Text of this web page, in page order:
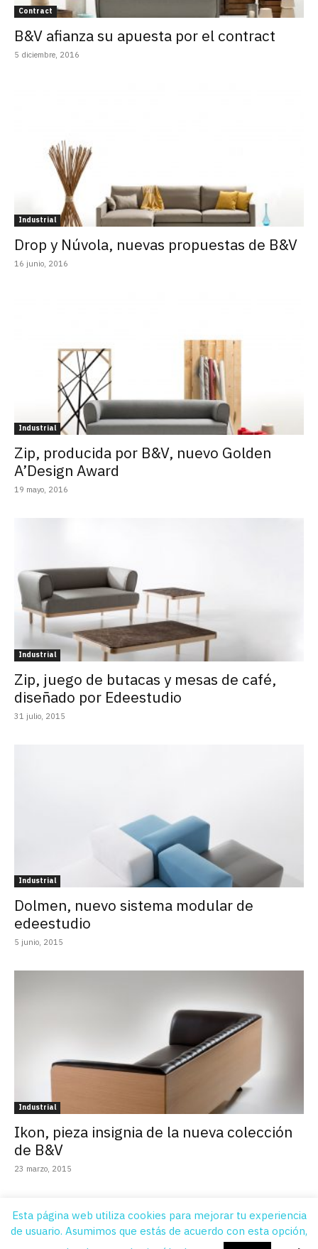
Contract
B&V afianza su apuesta por el contract
5 diciembre, 2016
Industrial
Drop y Núvola, nuevas propuestas de B&V
16 junio, 2016
Industrial
Zip, producida por B&V, nuevo Golden
A’Design Award
19 mayo, 2016
Industrial
Zip, juego de butacas y mesas de café,
diseñado por Edeestudio
31 julio, 2015
Industrial
Dolmen, nuevo sistema modular de
edeestudio
5 junio, 2015
Industrial
Ikon, pieza insignia de la nueva colección
de B&V
23 marzo, 2015
Quiénes Somos Contacto Suscripción Aviso legal Publicidad
Esta página web utiliza cookies para mejorar tu experiencia
de usuario. Asumimos que estás de acuerdo con esta opción,